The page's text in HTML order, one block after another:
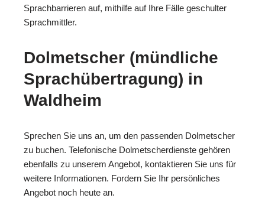
Sprachbarrieren auf, mithilfe auf Ihre Fälle geschulter
Sprachmittler.
Dolmetscher (mündliche
Sprachübertragung) in
Waldheim
Sprechen Sie uns an, um den passenden Dolmetscher
zu buchen. Telefonische Dolmetscherdienste gehören
ebenfalls zu unserem Angebot, kontaktieren Sie uns für
weitere Informationen. Fordern Sie Ihr persönliches
Angebot noch heute an.